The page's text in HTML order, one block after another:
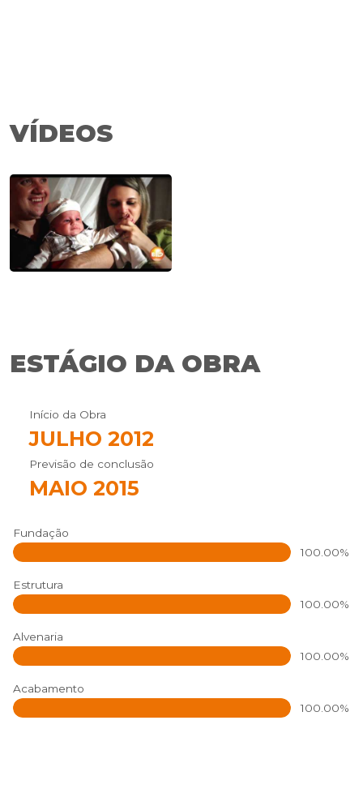
VÍDEOS
ESTÁGIO DA OBRA
Início da Obra
JULHO 2012
Previsão de conclusão
MAIO 2015
Fundação
100.00%
Estrutura
100.00%
Alvenaria
100.00%
Acabamento
100.00%